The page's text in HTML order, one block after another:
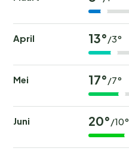
April 13° /3°
Mei 17° /7°
Juni 20° /10°